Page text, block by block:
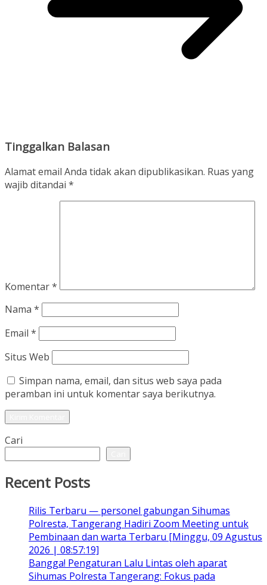
Tinggalkan Balasan
Alamat email Anda tidak akan dipublikasikan. Ruas yang
wajib ditandai *
Komentar*
Nama *
Email *
Situs Web
Simpan nama, email, dan situs web saya pada
peramban ini untuk komentar saya berikutnya.
Cari
Recent Posts
Rilis Terbaru — personel gabungan Sihumas
Polresta, Tangerang Hadiri Zoom Meeting untuk
Pembinaan dan warta Terbaru [Minggu, 09 Agustus
2026 | 08:57:19]
Bangga! Pengaturan Lalu Lintas oleh aparat
Sihumas Polresta Tangerang: Fokus pada